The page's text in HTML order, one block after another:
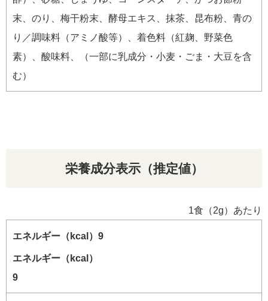
末、のり、梅干粉末、酵母エキス、抹茶、昆布粉、青の
り／調味料（アミノ酸等）、着色料（紅麹、野菜色
素）、酸味料、（一部に乳成分・小麦・ごま・大豆を含
む）
栄養成分表示（推定値）
1食（2g）あたり
エネルギー（kcal）
9